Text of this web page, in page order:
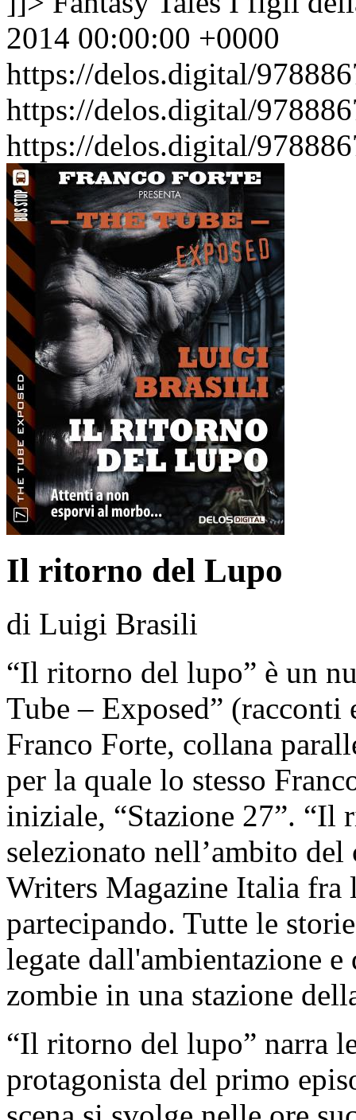
2014 00:00:00 +0000
https://delos.digital/
https://delos.digital/
https://delos.digital/
Il ritorno del Lupo
di Luigi Brasili
“Il ritorno del lupo” è un
Tube – Exposed” (racconti
Franco Forte, collana
per la quale lo stesso
iniziale, “Stazione 27”. “Il
selezionato nell’ambito
Writers Magazine Italia fra
partecipando. Tutte le
legate dall'ambientazione
zombie in una stazione
“Il ritorno del lupo” narra
protagonista del primo